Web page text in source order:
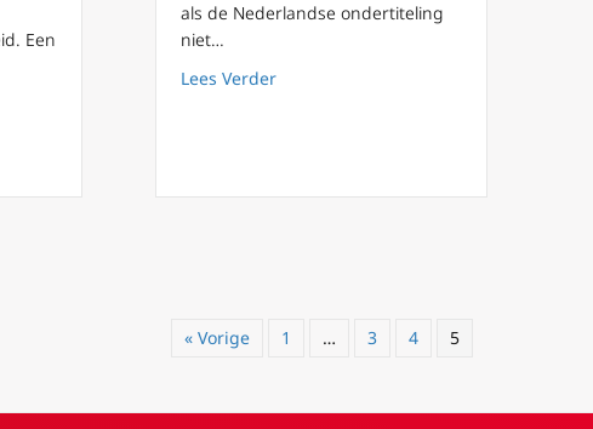
Een
19 onderstreept religieuze vrijheid
als de Nederlandse ondertiteling
niet…
Lees Verderabout Staan de Katholieke wortels van
« Vorige 1 … 3 4 5